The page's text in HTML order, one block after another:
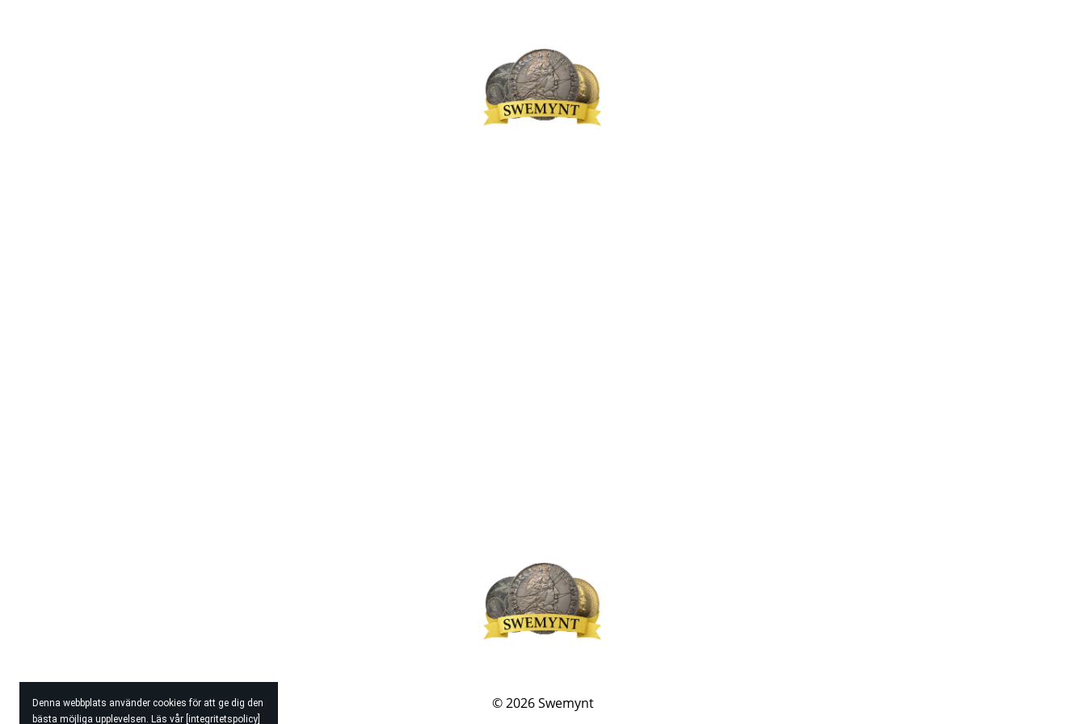
Denna webbplats använder cookies för att ge dig den
bästa möjliga upplevelsen. Läs vår [integritetspolicy]
© 2026Swemynt